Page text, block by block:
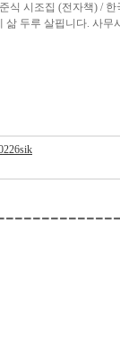
식 시조집 (전자책) /
삶 두루 살핍니다. 사무